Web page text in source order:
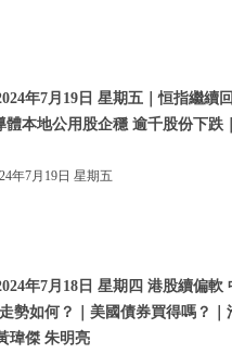
年7月19日 星期五｜恒指繼續
體本地公用股企穩 逾千股份下跌
年7月19日 星期五
年7月18日 星期四 港股續偏軟
勢如何？｜美國債券買得嗎？｜
瑋傑 朱明亮